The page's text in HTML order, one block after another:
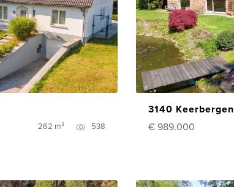
262 m² 538
3140 Keerbergen
€ 989.000